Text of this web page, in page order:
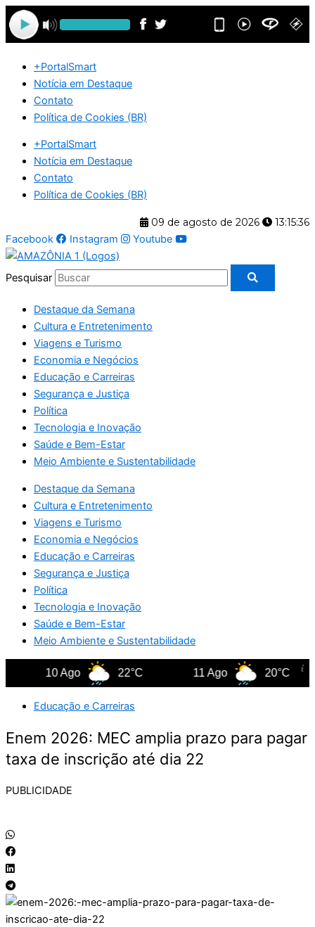
Ir
para
o
+PortalSmart
Notícia em Destaque
Contato
Política de Cookies (BR)
+PortalSmart
Notícia em Destaque
Contato
Política de Cookies (BR)
09 de agosto de 2026
13:15:36
Facebook
Instagram Youtube
Pesquisar
Destaque da Semana
Cultura e Entretenimento
Viagens e Turismo
Economia e Negócios
Educação e Carreiras
Segurança e Justiça
Política
Tecnologia e Inovação
Saúde e Bem-Estar
Meio Ambiente e Sustentabilidade
Destaque da Semana
Cultura e Entretenimento
Viagens e Turismo
Economia e Negócios
Educação e Carreiras
Segurança e Justiça
Política
Tecnologia e Inovação
Saúde e Bem-Estar
Meio Ambiente e Sustentabilidade
10 Ago 22°C 11 Ago 20°C
Educação e Carreiras
Enem 2026: MEC amplia prazo para pagar
taxa de inscrição até dia 22
PUBLICIDADE